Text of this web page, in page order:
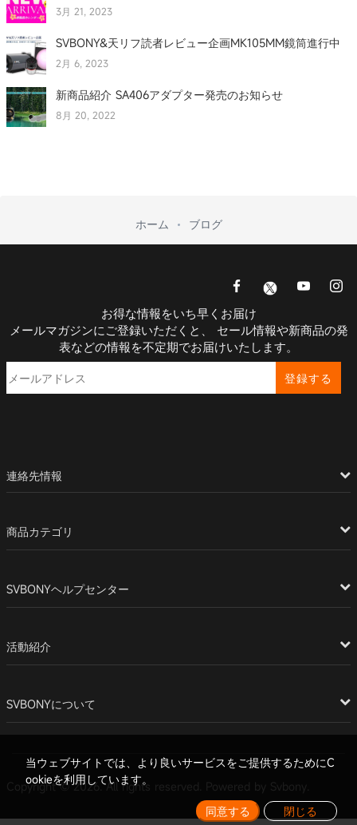
3月 21, 2023
SVBONY&天リフ読者レビュー企画MK105MM鏡筒進行中
2月 6, 2023
新商品紹介 SA406アダプター発売のお知らせ
8月 20, 2022
ホーム ブログ
お得な情報をいち早くお届け
メールマガジンにご登録いただくと、 セール情報や新商品の発
表などの情報を不定期でお届けいたします。
登録する
連絡先情報
商品カテゴリ
SVBONYヘルプセンター
活動紹介
SVBONYについて
Copyright © 2026. All rights reserved. Powered by Svbony.
当ウェブサイトでは、より良いサービスをご提供するためにC
ookieを利用しています。
同意する 閉じる